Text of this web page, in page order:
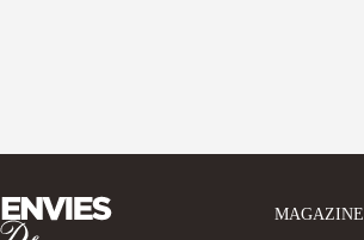
MAGAZINE